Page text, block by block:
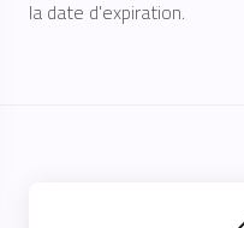
la date d'expiration.